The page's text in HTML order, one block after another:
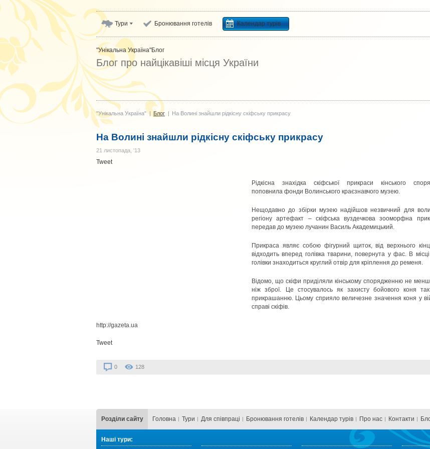
Тури Бронювання готелів Календар турів
"Унікальна Україна"Блог
Блог про найцікавіші місця України
"Унікальна Україна" | Блог | На Волині знайшли рідкісну скіфську прикрасу
На Волині знайшли рідкісну скіфську прикрасу
21 листопада, '13
Tweet
Рідкісна знахідка скіфської прикраси кінського
поповнила фонди Волинського краєзнавчого музею.
Нещодавно до збірки музею надійшов незвичний для
регіону артефакт – скіфська вуздечкова зооморфна
передав до музею лучанин Василь Академицький.
Прикраса являє собою фігурний щиток, від верхнього
відходить вперед голівка тварини, повернута у фас. В
голівки знаходиться круглий отвір для кріплення до ременя.
Відомо, що скіфи приділяли кінському спорядженню не
ніж зброї. Це стосувалось як захисту бойового коня
прикрашанню. Цьому сприяло величезне значення коня у
справі скіфів.
http://gazeta.ua
Tweet
0 128
Розділи сайту Головна Тури Для cпівпраці Бронювання готелів Календар турів Про нас Контакти
Наші тури: